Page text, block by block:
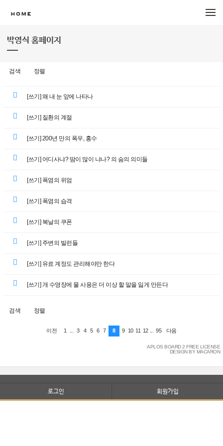
박영식 홈페이지
검색 정렬
[쓰기] 왜 내 눈 앞에 나타나
[쓰기] 질환의 계절
[쓰기] 200년 만의 폭우, 홍수
[쓰기] 어디사냐? 땀이 많이 냐나? 의 숨의 의미들
[쓰기] 폭염의 위엄
[쓰기] 폭염의 습격
[쓰기] 복날의 쿠폰
[쓰기] 주변의 빌런들
[쓰기] 유료 계정도 관리해야만 한다
[쓰기] 개 수영장에 물 사용은 더 이상 할 말을 잃게 만든다
검색 정렬
이전 1 3 4 5 6 7 8 9 10 11 12 95 다음
APLOS BOARD 2 FREE LICENSE
DESIGN BY MACARON
로그인 회원가입